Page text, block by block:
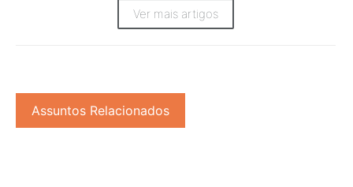
Ver mais artigos
Assuntos Relacionados